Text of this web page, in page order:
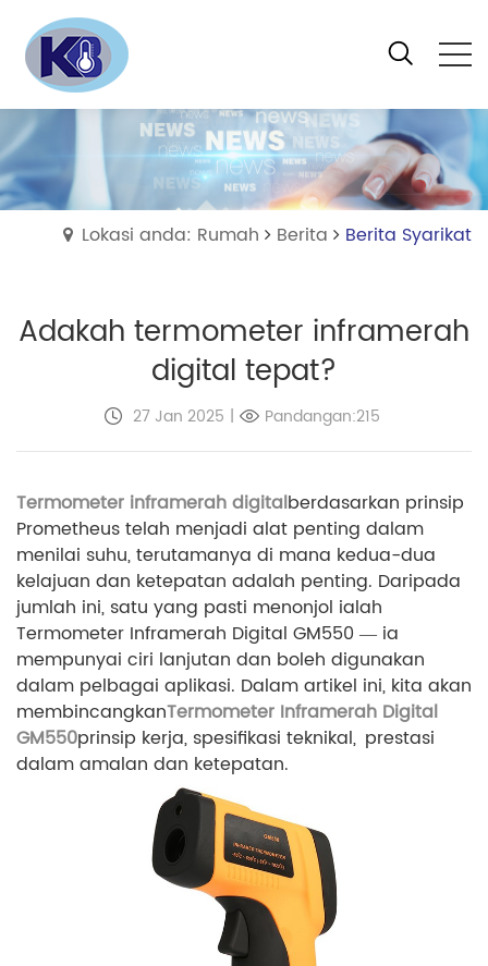
Lokasi anda: Rumah Berita Berita Syarikat
Adakah termometer inframerah
digital tepat?
27 Jan 2025 | Pandangan:215
Termometer inframerah digitalberdasarkan prinsip
Prometheus telah menjadi alat penting dalam
menilai suhu, terutamanya di mana kedua-dua
kelajuan dan ketepatan adalah penting. Daripada
jumlah ini, satu yang pasti menonjol ialah
Termometer Inframerah Digital GM550 — ia
mempunyai ciri lanjutan dan boleh digunakan
dalam pelbagai aplikasi. Dalam artikel ini, kita akan
membincangkanTermometer Inframerah Digital
GM550prinsip kerja, spesifikasi teknikal, prestasi
dalam amalan dan ketepatan.